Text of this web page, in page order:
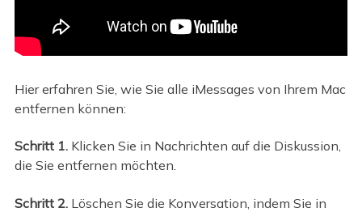
Hier erfahren Sie, wie Sie alle iMessages von Ihrem Mac
entfernen können:
Schritt 1. Klicken Sie in Nachrichten auf die Diskussion,
die Sie entfernen möchten.
Schritt 2.Löschen Sie die Konversation, indem Sie in